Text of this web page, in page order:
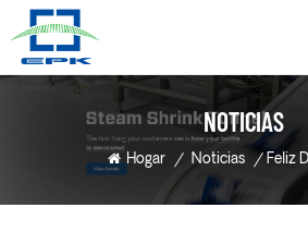
NOTICIAS
Hogar / Noticias / Feliz